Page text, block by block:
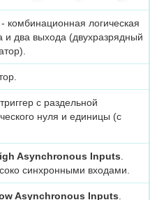
комбинационная логическая
два выхода (двухразрядный
триггер с раздельной
нуля и единицы (с
Asynchronous Inputs
синхронными входами.
Asynchronous Inputs